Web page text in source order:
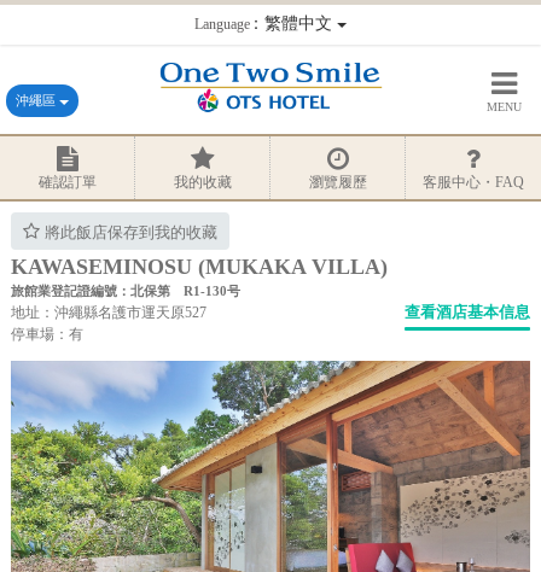
Language：繁體中文
沖繩區 MENU
確認訂單 我的收藏 瀏覽履歷 客服中心・FAQ
將此飯店保存到我的收藏
KAWASEMINOSU (MUKAKA VILLA)
旅館業登記證編號：北保第 R1-130号
地址：沖繩縣名護市運天原527
停車場：有
查看酒店基本信息